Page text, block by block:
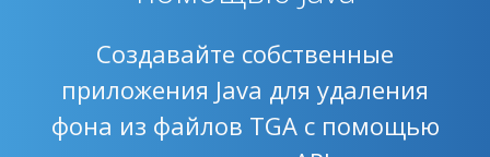
Создавайте собственные
приложения Java для удаления
фона из файлов TGA с помощью